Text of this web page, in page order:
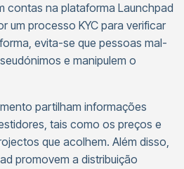
contas na plataforma Launchpad
um processo KYC para verificar
evita-se que pessoas mal-
e manipulem o
partilham informações
tais como os preços e
que acolhem. Além disso,
promovem a distribuição